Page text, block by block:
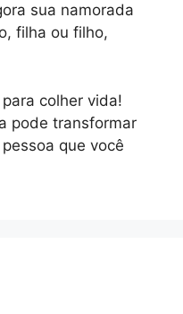
sua namorada
filha ou filho,
colher vida!
pode transformar
que você